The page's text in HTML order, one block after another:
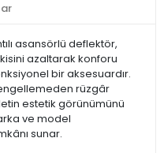
asansörlü deflektör,
azaltarak konforu
bir aksesuardır.
rüzgâr
estetik görünümünü
ve model
sunar.